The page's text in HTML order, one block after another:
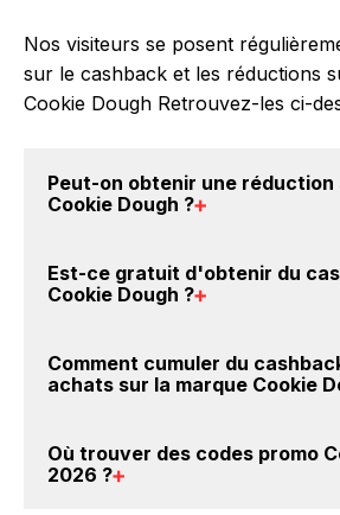
Nos visiteurs se posent
sur le cashback et les réductions
Cookie Dough Retrouvez-les ci-
Peut-on obtenir une réduction
Cookie Dough ?
crédités sur votre cagnotte
vous achetez des produits de la
pas compte de vos éventuels
Est-ce gratuit d'obtenir du
Cookie Dough ?
compte gratuitement pour
cashback sur vos achats sur la
chez Cookie Dough.
Comment cumuler du
achats sur la marque Cookie
Cookie Dough : Créez votre
Où trouver des codes promo
2026 ?